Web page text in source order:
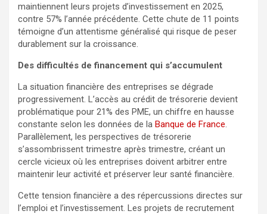
maintiennent leurs projets d’investissement en 2025,
contre 57% l’année précédente. Cette chute de 11 points
témoigne d’un attentisme généralisé qui risque de peser
durablement sur la croissance.
Des difficultés de financement qui s’accumulent
La situation financière des entreprises se dégrade
progressivement. L’accès au crédit de trésorerie devient
problématique pour 21% des PME, un chiffre en hausse
constante selon les données de la Banque de France.
Parallèlement, les perspectives de trésorerie
s’assombrissent trimestre après trimestre, créant un
cercle vicieux où les entreprises doivent arbitrer entre
maintenir leur activité et préserver leur santé financière.
Cette tension financière a des répercussions directes sur
l’emploi et l’investissement. Les projets de recrutement